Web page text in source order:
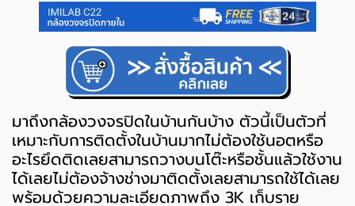
มาถึงกล้องวงจรปิดในบ้านกันบ้าง ตัวนี้เป็นตัวที่
เหมาะกับการติดตั้งในบ้านมากไม่ต้องใช้นอตหรือ
อะไรยึดติดเลยสามารถวางบนโต๊ะหรือชั้นแล้วใช้งาน
ได้เลยไม่ต้องจ้างช่างมาติดตั้งเลยสามารถใช้ได้เลย
พร้อมด้วยความละเอียดภาพถึง 3K เก็บราย